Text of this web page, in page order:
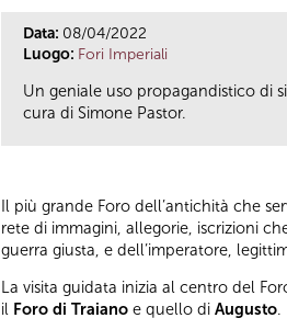
Data: 08/04/2022
Luogo: Fori Imperiali
Un geniale uso propagandistico di
cura di Simone Pastor.
Il più grande Foro dell’antichità che
rete di immagini, allegorie, iscrizioni
guerra giusta, e dell’imperatore,
La visita guidata inizia al centro del
il Foro di Traiano e quello di Augusto.